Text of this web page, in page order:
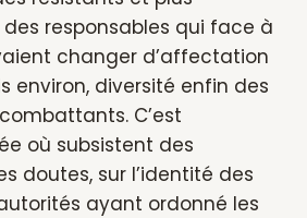
responsables qui face à
changer d’affectation
environ, diversité enfin des
C’est
où subsistent des
doutes, sur l’identité des
ayant ordonné les